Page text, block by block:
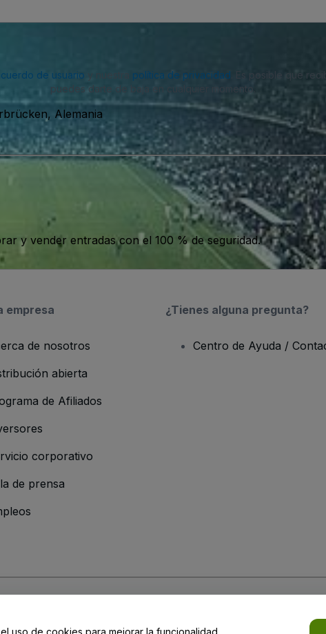
de usuario política de privacidad . Es posible que
puedes darte de baja en cualquier momento.
Alemania
y vender entradas con el 100 % de seguridad.
empresa
de nosotros
abierta
de Afiliados
corporativo
de prensa
¿Tienes alguna pregunta?
Centro de Ayuda /
y de la
uso de cookies para mejorar la funcionalidad